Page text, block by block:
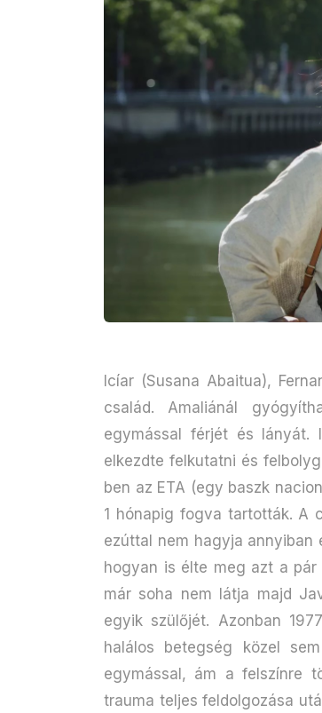
Icíar (Susana Abaitua),
család. Amaliánál
egymással férjét és lányát.
elkezdte felkutatni és
ben az ETA (egy baszk
1 hónapig fogva tartották. A
ezúttal nem hagyja annyiban
hogyan is élte meg azt a
már soha nem látja majd
egyik szülőjét. Azonban
halálos betegség közel
egymással, ám a felszínre
trauma teljes feldolgozása